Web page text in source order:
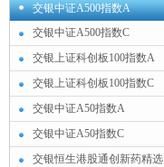
交银中证A500指数A
交银中证A500指数C
交银上证科创板100指数A
交银上证科创板100指数C
交银中证A50指数A
交银中证A50指数C
交银恒生港股通创新药精选